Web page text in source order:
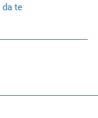
da te